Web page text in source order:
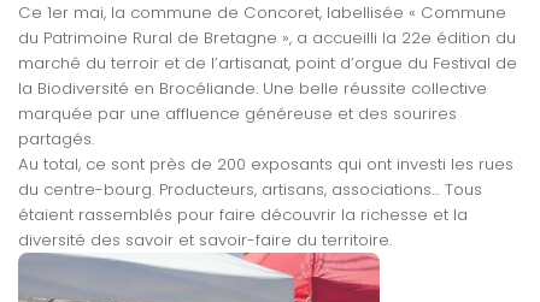
Ce 1er mai, la commune de Concoret, labellisée « Commune
du Patrimoine Rural de Bretagne », a accueilli la 22e édition du
marché du terroir et de l’artisanat, point d’orgue du Festival de
la Biodiversité en Brocéliande. Une belle réussite collective
marquée par une affluence généreuse et des sourires
partagés.
Au total, ce sont près de 200 exposants qui ont investi les rues
du centre-bourg. Producteurs, artisans, associations… Tous
étaient rassemblés pour faire découvrir la richesse et la
diversité des savoir et savoir-faire du territoire.